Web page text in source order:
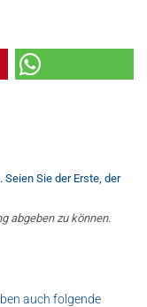
Sie der Erste, der
abgeben zu können.
auch folgende